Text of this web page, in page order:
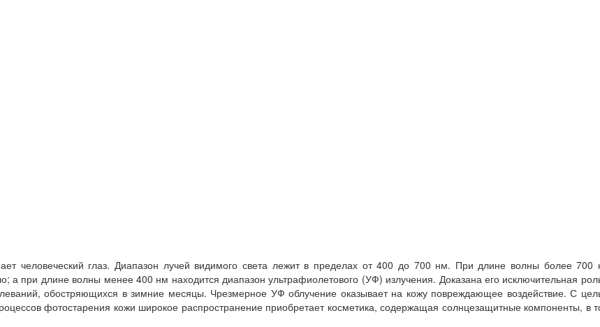
человеческий глаз. Диапазон лучей видимого света лежит в пределах от 400 до 700 нм. При длине волны более 700
а при длине волны менее 400 нм находится диапазон ультрафиолетового (УФ) излучения. Доказана его исключительная
обостряющихся в зимние месяцы. Чрезмерное УФ облучение оказывает на кожу повреждающее воздействие. С
фотостарения кожи широкое распространение приобретает косметика, содержащая солнцезащитные компоненты, в